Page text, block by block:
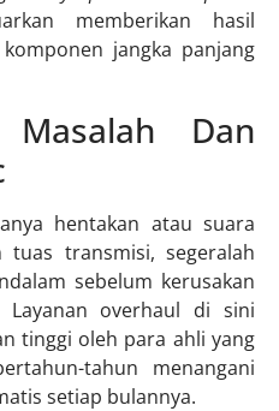
memberikan hasil
jangka panjang
Dan
hentakan atau suara
tuas transmisi, segeralah
sebelum kerusakan
Layanan overhaul di sini
tinggi oleh para ahli yang
tahun menangani
setiap bulannya.